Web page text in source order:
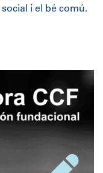
i el bé comú.